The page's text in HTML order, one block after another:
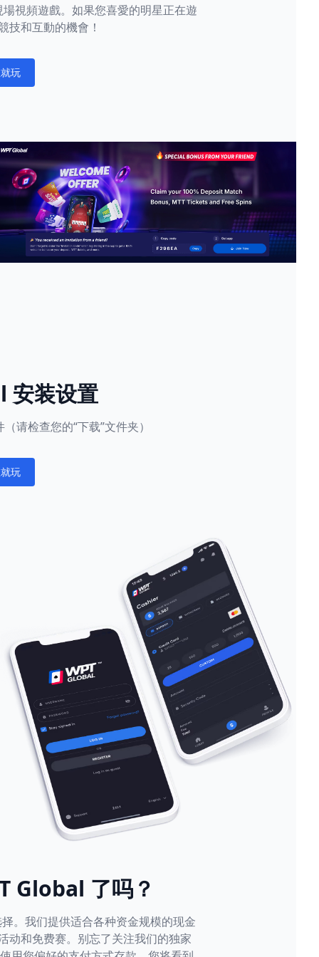
視頻遊戲。如果您喜愛的明星正在遊
技和互動的機會！
玩
安装设置
请检查您的“下载”文件夹）
玩
Global 了吗？
。我们提供适合各种资金规模的现金
动和免费赛。别忘了关注我们的独家